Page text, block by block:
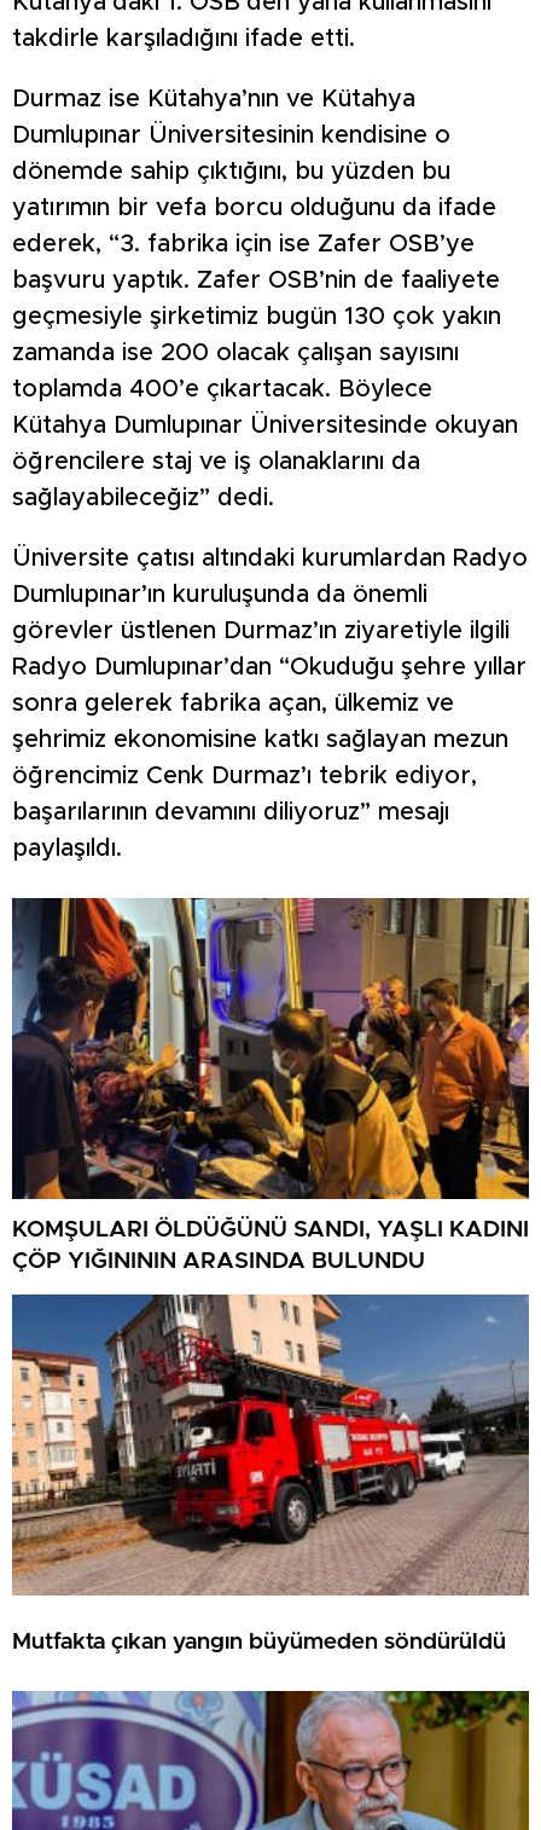
takdirle karşıladığını ifade etti.
Durmaz ise Kütahya’nın ve Kütahya
Dumlupınar Üniversitesinin kendisine o
dönemde sahip çıktığını, bu yüzden bu
yatırımın bir vefa borcu olduğunu da ifade
ederek, “3. fabrika için ise Zafer OSB’ye
başvuru yaptık. Zafer OSB’nin de faaliyete
geçmesiyle şirketimiz bugün 130 çok yakın
zamanda ise 200 olacak çalışan sayısını
toplamda 400’e çıkartacak. Böylece
Kütahya Dumlupınar Üniversitesinde okuyan
öğrencilere staj ve iş olanaklarını da
sağlayabileceğiz” dedi.
Üniversite çatısı altındaki kurumlardan Radyo
Dumlupınar’ın kuruluşunda da önemli
görevler üstlenen Durmaz’ın ziyaretiyle ilgili
Radyo Dumlupınar’dan “Okuduğu şehre yıllar
sonra gelerek fabrika açan, ülkemiz ve
şehrimiz ekonomisine katkı sağlayan mezun
öğrencimiz Cenk Durmaz’ı tebrik ediyor,
başarılarının devamını diliyoruz” mesajı
paylaşıldı.
KOMŞULARI ÖLDÜĞÜNÜ SANDI, YAŞLI KADINI
ÇÖP YIĞINININ ARASINDA BULUNDU
Mutfakta çıkan yangın büyümeden söndürüldü